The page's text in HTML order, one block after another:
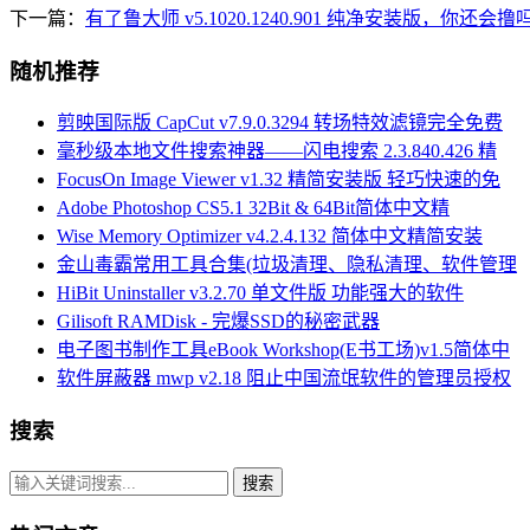
下一篇： 有了鲁大师 v5.1020.1240.901 纯净安装版，你还会撸
随机推荐
剪映国际版 CapCut v7.9.0.3294 转场特效滤镜完全免费
毫秒级本地文件搜索神器——闪电搜索 2.3.840.426 精
FocusOn Image Viewer v1.32 精简安装版 轻巧快速的免
Adobe Photoshop CS5.1 32Bit & 64Bit简体中文精
Wise Memory Optimizer v4.2.4.132 简体中文精简安装
金山毒霸常用工具合集(垃圾清理、隐私清理、软件管理
HiBit Uninstaller v3.2.70 单文件版 功能强大的软件
Gilisoft RAMDisk - 完爆SSD的秘密武器
电子图书制作工具eBook Workshop(E书工场)v1.5简体中
软件屏蔽器 mwp v2.18 阻止中国流氓软件的管理员授权
搜索
搜索